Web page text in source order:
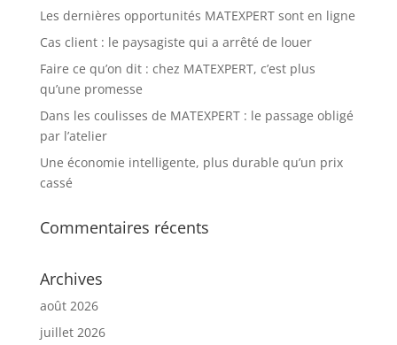
Les dernières opportunités MATEXPERT sont en ligne
Cas client : le paysagiste qui a arrêté de louer
Faire ce qu’on dit : chez MATEXPERT, c’est plus
qu’une promesse
Dans les coulisses de MATEXPERT : le passage obligé
par l’atelier
Une économie intelligente, plus durable qu’un prix
cassé
Commentaires récents
Archives
août 2026
juillet 2026